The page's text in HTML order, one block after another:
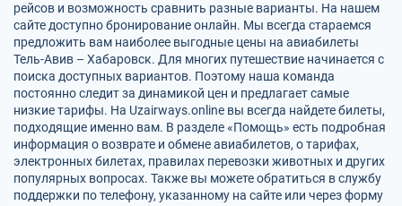
рейсов и возможность сравнить разные варианты. На нашем
сайте доступно бронирование онлайн. Мы всегда стараемся
предложить вам наиболее выгодные цены на авиабилеты
Тель-Авив – Хабаровск. Для многих путешествие начинается с
поиска доступных вариантов. Поэтому наша команда
постоянно следит за динамикой цен и предлагает самые
низкие тарифы. На Uzairways.online вы всегда найдете билеты,
подходящие именно вам. В разделе «Помощь» есть подробная
информация о возврате и обмене авиабилетов, о тарифах,
электронных билетах, правилах перевозки животных и других
популярных вопросах. Также вы можете обратиться в службу
поддержки по телефону, указанному на сайте или через форму